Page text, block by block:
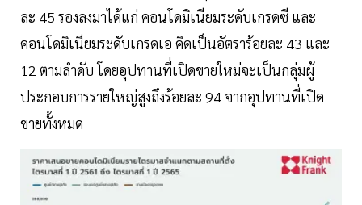
ละ 45 รองลงมาได้แก่ คอนโดมิเนียมระดับเกรดซี และ
คอนโดมิเนียมระดับเกรดเอ คิดเป็นอัตราร้อยละ 43 และ
12 ตามลำดับ โดยอุปทานที่เปิดขายใหม่จะเป็นกลุ่มผู้
ประกอบการรายใหญ่สูงถึงร้อยละ 94 จากอุปทานที่เปิด
ขายทั้งหมด